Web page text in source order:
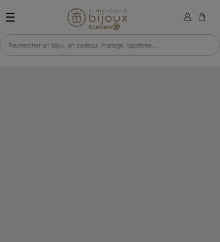
☰ Retour à l'accueil du site
Rechercher un bijou, un cadeau, mariage, baptême...
×